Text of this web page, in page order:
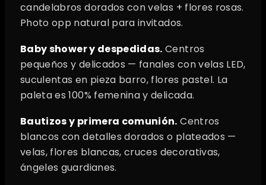
candelabros dorados con velas + flores rosas.
Photo opp natural para invitados.
Baby shower y despedidas. Centros
pequeños y delicados — fanales con velas LED,
suculentas en pieza barro, flores pastel. La
paleta es 100% femenina y delicada.
Bautizos y primera comunión. Centros
blancos con detalles dorados o plateados —
velas, flores blancas, cruces decorativas,
ángeles guardianes.